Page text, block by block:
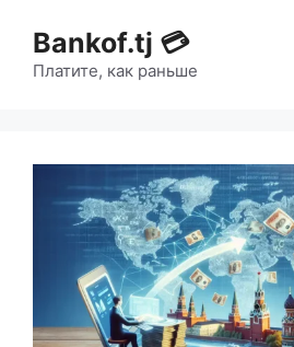
Bankof.tj 💳
Платите, как раньше